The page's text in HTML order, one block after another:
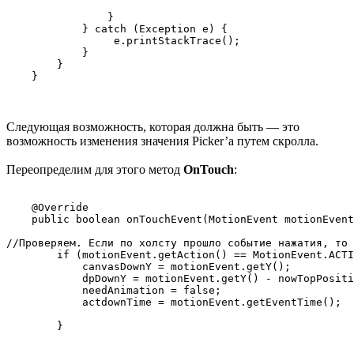
                }
            } catch (Exception e) {
                 e.printStackTrace();
            }
        }
Следующая возможность, которая должна быть — это
возможность изменения значения Picker’a путем скролла.
Переопределим для этого метод OnTouch:
    @Override
public boolean onTouchEvent(MotionEvent
//Проверяем. Если по холсту прошло событие нажатия, то
if (motionEvent.getAction() ==
            canvasDownY = motionEvent.getY();
dpDownY = motionEvent.getY() -
            needAnimation = false;
            actdownTime = motionEvent.getEventTime();
        }